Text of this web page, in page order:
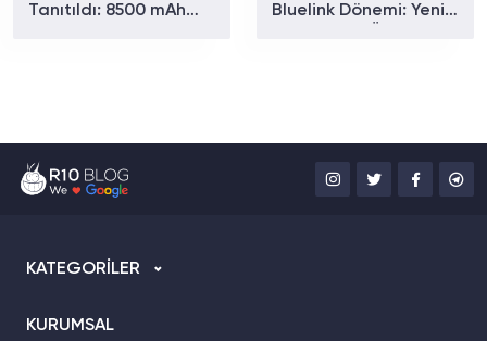
Tanıtıldı: 8500 mAh
Bluelink Dönemi: Yeni
KATEGORİLER
KURUMSAL